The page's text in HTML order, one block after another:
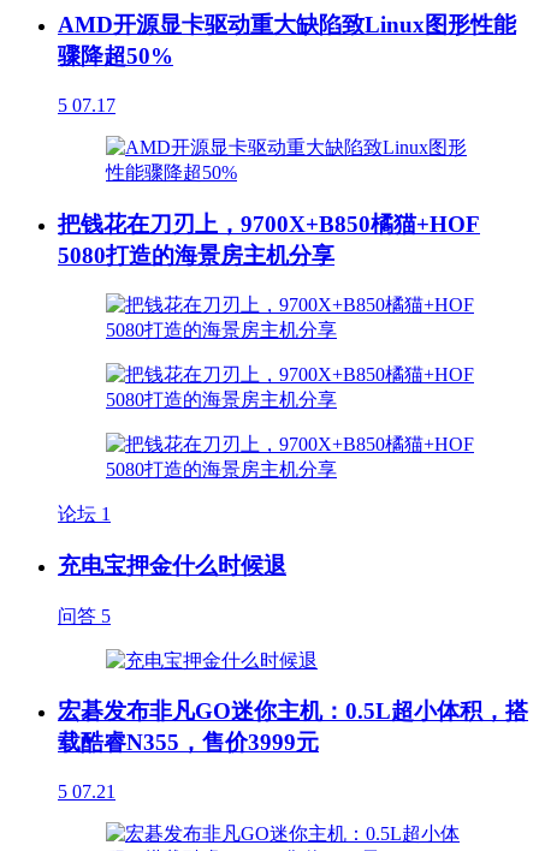
AMD开源显卡驱动重大缺陷致Linux图形性能
骤降超50%
5 07.17
把钱花在刀刃上，9700X+B850橘猫+HOF
5080打造的海景房主机分享
论坛 1
充电宝押金什么时候退
问答 5
宏碁发布非凡GO迷你主机：0.5L超小体积，搭
载酷睿N355，售价3999元
5 07.21